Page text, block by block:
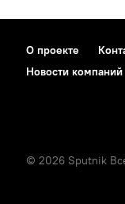
О проекте
Новости компаний
© 2026 Sputnik